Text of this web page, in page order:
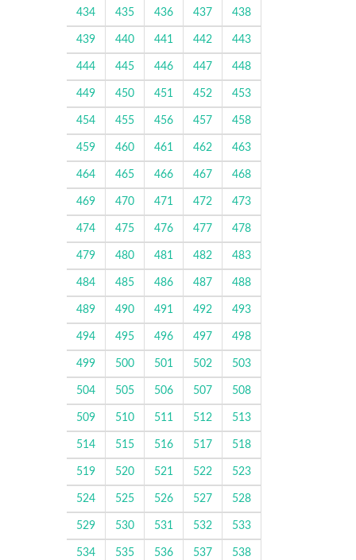
434 435 436 437 438
439 440 441 442 443
444 445 446 447 448
449 450 451 452 453
454 455 456 457 458
459 460 461 462 463
464 465 466 467 468
469 470 471 472 473
474 475 476 477 478
479 480 481 482 483
484 485 486 487 488
489 490 491 492 493
494 495 496 497 498
499 500 501 502 503
504 505 506 507 508
509 510 511 512 513
514 515 516 517 518
519 520 521 522 523
524 525 526 527 528
529 530 531 532 533
534 535 536 537 538